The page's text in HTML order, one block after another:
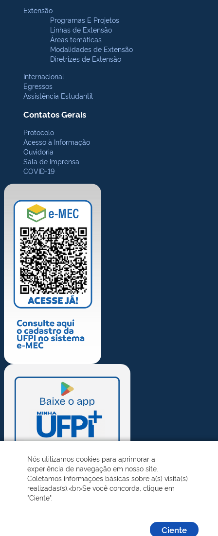
Extensão
Programas E Projetos
Linhas de Extensão
Áreas temáticas
Modalidades de Extensão
Diretrizes de Extensão
Internacional
Egressos
Assistência Estudantil
Contatos Gerais
Protocolo
Acesso à Informação
Ouvidoria
Sala de Imprensa
COVID-19
Nós utilizamos cookies para aprimorar a
experiência de navegação em nosso site.
Coletamos informações básicas sobre a(s) visita(s)
realizadas(s).<br>Se você concorda, clique em
"Ciente".
Ciente